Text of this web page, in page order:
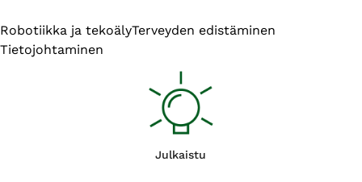
Robotiikka ja tekoälyTerveyden edistäminen
Tietojohtaminen
Julkaistu